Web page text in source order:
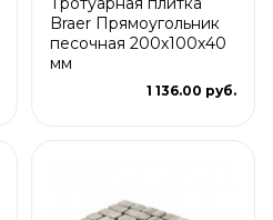
Braer Прямоугольник
песочная 200х100х40
мм
1 136.00 руб.